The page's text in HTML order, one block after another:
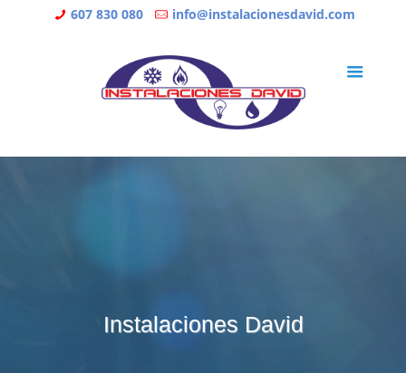
607 830 080 info@instalacionesdavid.com
Instalaciones David